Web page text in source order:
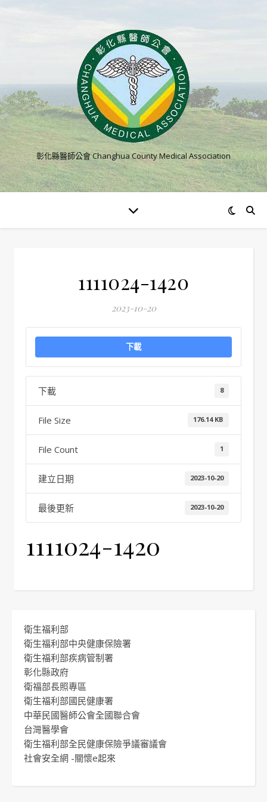
彰化縣醫師公會 Changhua County Medical Association
1111024-1420
2023-10-20
下載
下載 8
File Size 176.14 KB
File Count 1
建立日期 2023-10-20
最後更新 2023-10-20
1111024-1420
衛生福利部
衛生福利部中央健康保險署
衛生福利部疾病管制署
彰化縣政府
衛福部長照專區
衛生福利部國民健康署
中華民國醫師公會全國聯合會
台灣醫學會
衛生福利部全民健康保險爭議審議會
社會安全網 -關懷e起來